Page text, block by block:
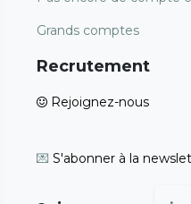
Grands comptes
Recrutement
Rejoignez-nous
💌 S'abonner à la